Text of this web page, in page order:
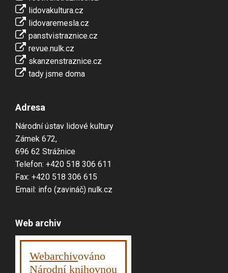
lidovakultura.cz
lidovaremesla.cz
panstvistraznice.cz
revue.nulk.cz
skanzenstraznice.cz
tady jsme doma
Adresa
Národní ústav lidové kultury
Zámek 672,
696 62 Strážnice
Telefon: +420 518 306 611
Fax: +420 518 306 615
Email: info (zavináč) nulk.cz
Web archiv
Webarchivováno
Národní knihovnou